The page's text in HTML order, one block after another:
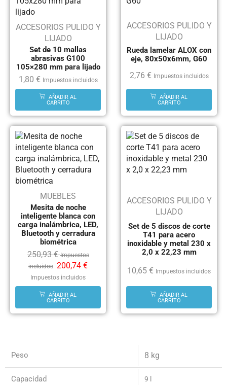
ACCESORIOS PULIDO Y
LIJADO
Set de 10 mallas
abrasivas G100
105×280 mm para lijado
1,80 € Impuestos incluidos
AÑADIR AL
CARRITO
ACCESORIOS PULIDO Y
LIJADO
Rueda lamelar ALOX con
eje, 80x50x6mm, G60
2,76 € Impuestos incluidos
AÑADIR AL
CARRITO
MUEBLES
Mesita de noche
inteligente blanca con
carga inalámbrica, LED,
Bluetooth y cerradura
biométrica
250,93€ Impuestos
incluidos 200,74 €
Impuestos incluidos
AÑADIR AL
CARRITO
ACCESORIOS PULIDO Y
LIJADO
Set de 5 discos de corte
T41 para acero
inoxidable y metal 230 x
2,0 x 22,23 mm
10,65 € Impuestos incluidos
AÑADIR AL
CARRITO
Peso 8 kg
Capacidad 9 l